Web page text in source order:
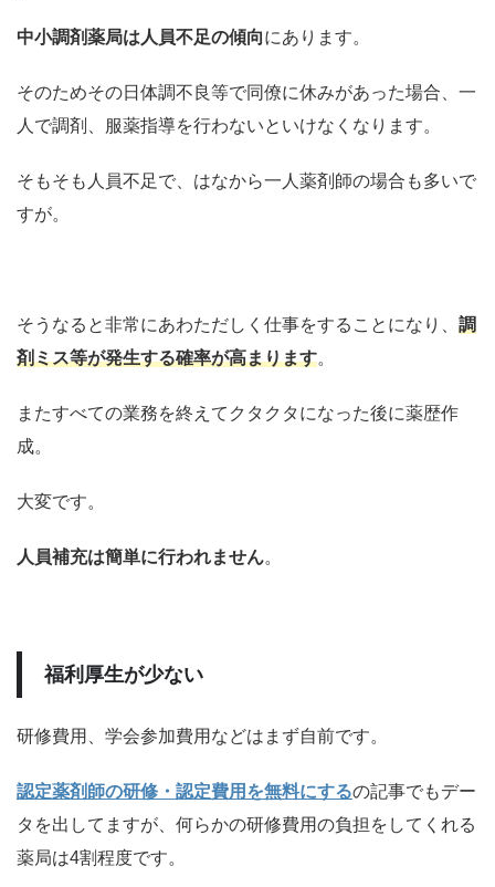
中小調剤薬局は人員不足の傾向にあります。
そのためその日体調不良等で同僚に休みがあった場合、一
人で調剤、服薬指導を行わないといけなくなります。
そもそも人員不足で、はなから一人薬剤師の場合も多いで
すが。
そうなると非常にあわただしく仕事をすることになり、 調
剤ミス等が発生する確率が高まります。
またすべての業務を終えてクタクタになった後に薬歴作
成。
大変です。
人員補充は簡単に行われません。
福利厚生が少ない
研修費用、学会参加費用などはまず自前です。
認定薬剤師の研修・認定費用を無料にするの記事でもデー
タを出してますが、何らかの研修費用の負担をしてくれる
薬局は4割程度です。